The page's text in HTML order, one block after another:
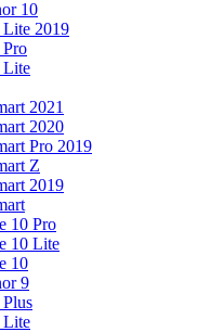
10
Lite 2019
Lite
2021
2020
Pro 2019
Z
2019
10 Pro
10 Lite
10
9
Lite